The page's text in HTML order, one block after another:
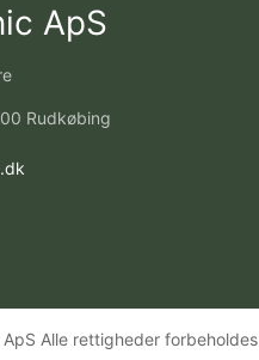
ApS
Rudkøbing
Alle rettigheder forbeholdes